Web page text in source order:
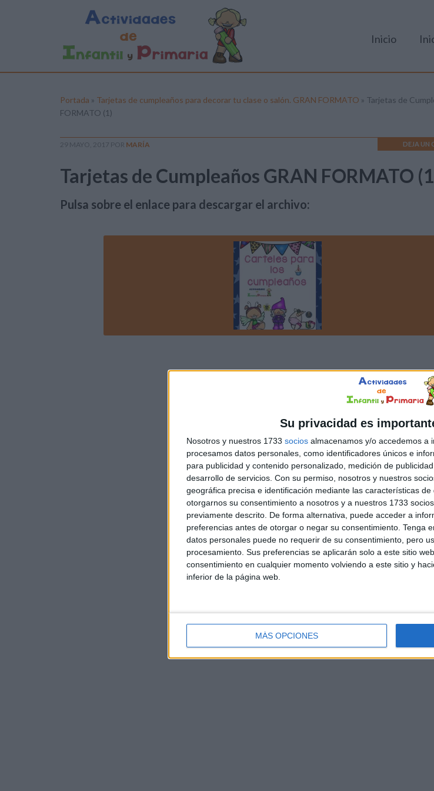
Su privacidad es
Nosotros y nuestros 1733 socios almacenamos y/o accedemos a
procesamos datos personales, como identificadores únicos e
para publicidad y contenido personalizado, medición de
desarrollo de servicios. Con su permiso, nosotros y nuestros
geográfica precisa e identificación mediante las características
otorgarnos su consentimiento a nosotros y a nuestros 1733
previamente descrito. De forma alternativa, puede acceder a
preferencias antes de otorgar o negar su consentimiento. Tenga
datos personales puede no requerir de su consentimiento, pero
procesamiento. Sus preferencias se aplicarán solo a este sitio
consentimiento en cualquier momento volviendo a este sitio y
inferior de la página web.
MÁS OPCIONES
Inicio
Portada » Tarjetas de cumpleaños para decorar tu clase o salón. GRAN FORMATO » Tarjetas de
FORMATO (1)
29 MAYO, 2017 POR MARÍA DEJA UN
Tarjetas de Cumpleaños GRAN FORMATO
Pulsa sobre el enlace para descargar el archivo: